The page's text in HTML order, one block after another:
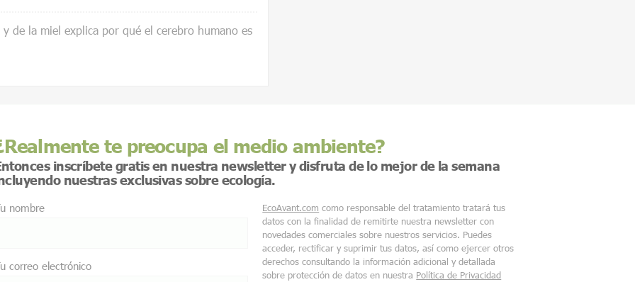
de la miel explica por qué el cerebro humano es
te preocupa el medio ambiente?
inscríbete gratis en nuestra newsletter y disfruta de lo mejor de la semana
nuestras exclusivas sobre ecología.
nombre
correo electrónico
EcoAvant.com como responsable del tratamiento tratará tus
datos con la finalidad de remitirte nuestra newsletter con
novedades comerciales sobre nuestros servicios. Puedes
acceder, rectificar y suprimir tus datos, así como ejercer otros
derechos consultando la información adicional y detallada
sobre protección de datos en nuestra Política de Privacidad